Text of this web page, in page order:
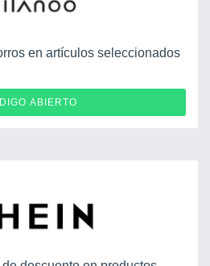
en artículos seleccionados
ABIERTO